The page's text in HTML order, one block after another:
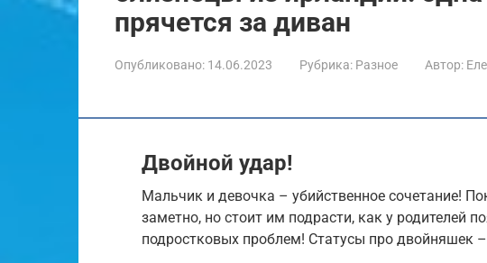
прячется за диван
Опубликовано: 14.06.2023 Рубрика: Разное Автор:
Двойной удар!
Мальчик и девочка – убийственное сочетание!
заметно, но стоит им подрасти, как у родителей
подростковых проблем! Статусы про двойняшек